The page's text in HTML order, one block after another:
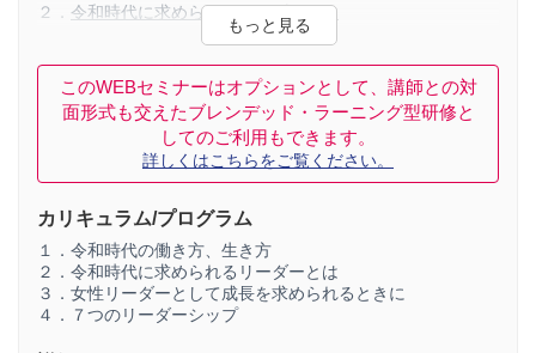
２． 令和時代に求められるリーダーとは
求められるリーダー像が時代とともに変化してきている中で、
今の時代に求められるリーダー像について学びます。
３．女性リーダーとして成長を求められるときに
女性リーダーとして活躍・成長するにあたって重要な３つの関
係、ワークライフバランスの考え方等について学びます。
けることが必要です。７つあるリーダーシップスタイルについ
て、それぞれの特徴や、使う際に有効な場面、使う上での注意ポ
イントを学びます。
このWEBセミナーはオプションとして、講師との対
面形式も交えたブレンデッド・ラーニング型研修と
してのご利用もできます。
詳しくはこちらをご覧ください。
カリキュラム/プログラム
１．令和時代の働き方、生き方
２．令和時代に求められるリーダーとは
３．女性リーダーとして成長を求められるときに
４．７つのリーダーシップ